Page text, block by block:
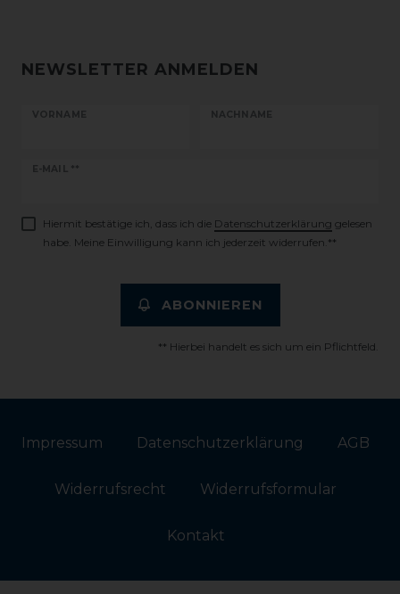
NEWSLETTER ANMELDEN
VORNAME NACHNAME
E-MAIL **
Newsletter
Hiermit bestätige ich, dass ich die Daten­schutz­erklärung gelesen
habe. Meine Einwilligung kann ich jederzeit widerrufen.**
ABONNIEREN
** Hierbei handelt es sich um ein Pflichtfeld.
Impressum Daten­schutz­erklärung AGB
Widerrufs­recht Widerrufs­formular
Kontakt